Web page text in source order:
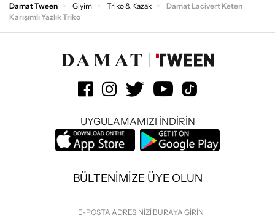
Damat Tween Giyim Triko & Kazak
Damat Lacivert Keten
Karışımlı Yazlık Triko
UYGULAMAMIZI İNDİRİN
BÜLTENİMİZE ÜYE OLUN